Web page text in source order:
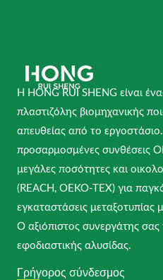
Η HONG RUI SHENG είναι
πλαστιζόλης βιομηχανικής
απευθείας από το
προσαρμοσμένες συνθέσεις
μεγάλες ποσότητες και
(REACH, OEKO-TEX) για
εγκαταστάσεις μεταξοτυπίας
Ο αξιόπιστος συνεργάτης
εφοδιαστικής αλυσίδας.
Γρήγορος σύνδεσμος